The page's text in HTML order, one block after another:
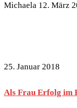
Michaela 12. März
25. Januar 2018
Als Frau Erfolg im